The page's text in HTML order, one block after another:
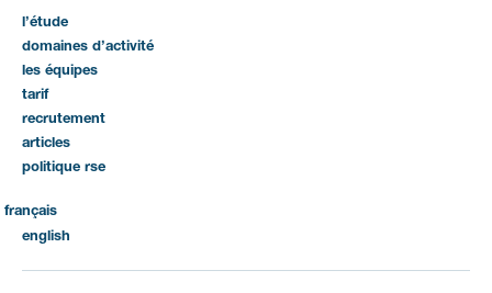
l’étude
domaines d’activité
les équipes
tarif
recrutement
articles
politique rse
français
english